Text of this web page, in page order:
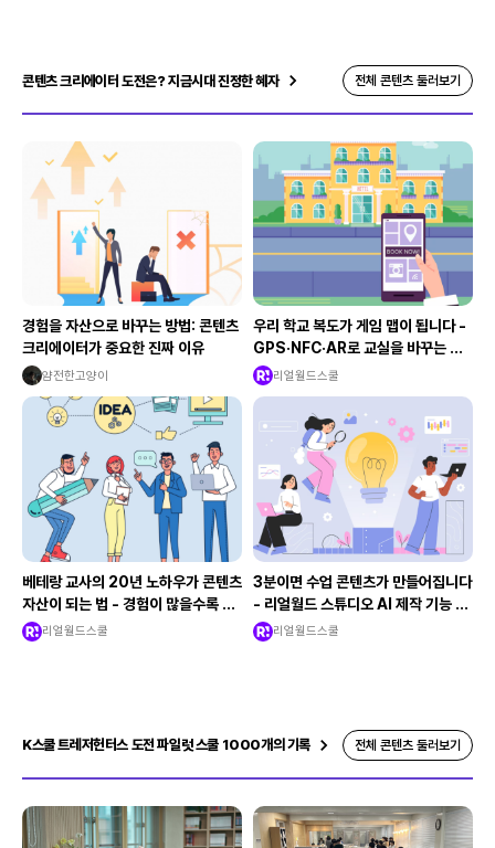
콘텐츠 크리에이터 도전은? 지금시대 진정한 혜자 전체 콘텐츠 둘러보기
경험을 자산으로 바꾸는 방법: 콘텐츠
크리에이터가 중요한 진짜 이유
얌전한고양이
우리 학교 복도가 게임 맵이 됩니다 -
GPS·NFC·AR로 교실을 바꾸는 크
리에이터의 수업 설계법
리얼월드스쿨
베테랑 교사의 20년 노하우가 콘텐츠
자산이 되는 법 - 경험이 많을수록 유
리한 이유
리얼월드스쿨
3분이면 수업 콘텐츠가 만들어집니다
- 리얼월드 스튜디오 AI 제작 기능 완
전 해부리얼월드스쿨
K스쿨 트레저헌터스 도전 파일럿 스쿨 1000개의 기록 전체 콘텐츠 둘러보기